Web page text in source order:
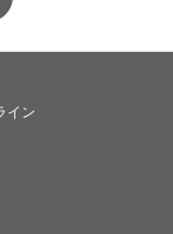
イン